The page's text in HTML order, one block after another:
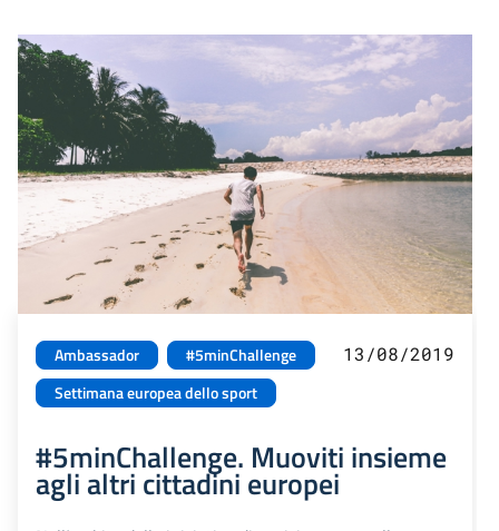
Ambassador
#5minChallenge
Settimana europea dello sport
13/08/2019
#5minChallenge. Muoviti insieme
agli altri cittadini europei